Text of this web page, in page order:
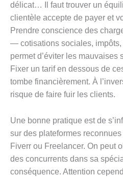
délicat… Il faut trouver un
clientèle accepte de payer et
Prendre conscience des
— cotisations sociales,
permet d’éviter les mauvaises
Fixer un tarif en dessous de
tombe financièrement. À
risque de faire fuir les clients.
Une bonne pratique est de
sur des plateformes
Fiverr ou Freelancer. On peut
des concurrents dans sa
conséquence. Attention